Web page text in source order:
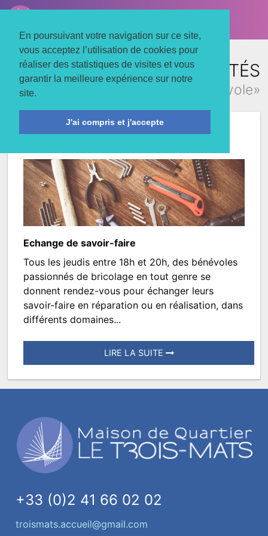
En poursuivant votre navigation sur ce site,
vous acceptez l’utilisation de cookies pour
réaliser des statistiques de visites et vous
garantir la meilleure expérience sur notre
site.
J'ai compris et j'accepte
LE TROIS MATS
TOUTES LES ACTUALITÉS
concernant «bénévole»
Le rendez-vous des bricoleurs
Echange de savoir-faire
Le
rendez-
vous
Tous les jeudis entre 18h et 20h, des bénévoles
passionnés de bricolage en tout genre se
donnent rendez-vous pour échanger leurs
savoir-faire en réparation ou en réalisation, dans
différents domaines...
LIRE LA SUITE
Posté
février
2023
à
16:42.
par
+33 (0)2 41 66 02 02
troismats.accueil@gmail.com